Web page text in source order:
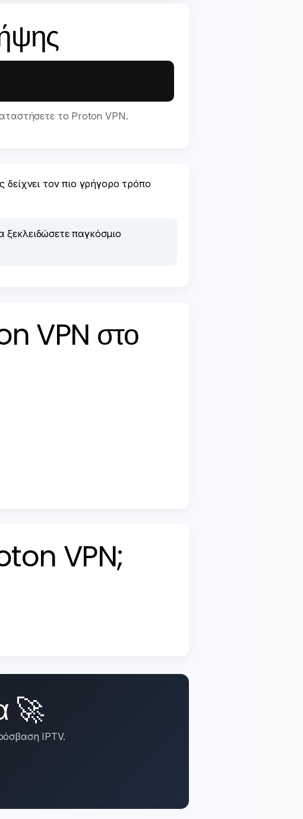
το Proton VPN.
τον πιο γρήγορο τρόπο
παγκόσμιο
VPN στο
VPN;
🚀
IPTV.